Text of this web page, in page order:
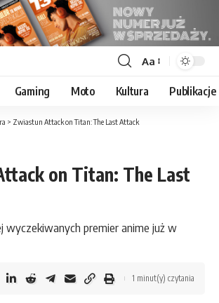
Font
Resizer
Aa
Gaming Moto Kultura Publikacje
> Zwiastun Attack on Titan: The Last Attack
on Titan: The Last
wyczekiwanych premier anime już w
1 minut(y) czytania